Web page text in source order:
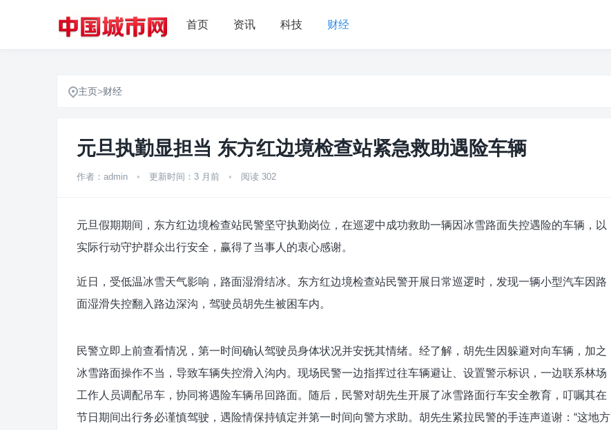
首页 资讯 科技 财经
主页>财经
元旦执勤显担当 东方红边境检查站紧急救助遇险车辆
作者：admin • 更新时间：3 月前 • 阅读 302
元旦假期期间，东方红边境检查站民警坚守执勤岗位，在巡逻中成功救助一辆因冰雪路面失控遇险的车辆，以
实际行动守护群众出行安全，赢得了当事人的衷心感谢。
近日，受低温冰雪天气影响，路面湿滑结冰。东方红边境检查站民警开展日常巡逻时，发现一辆小型汽车因路
面湿滑失控翻入路边深沟，驾驶员胡先生被困车内。
民警立即上前查看情况，第一时间确认驾驶员身体状况并安抚其情绪。经了解，胡先生因躲避对向车辆，加之
冰雪路面操作不当，导致车辆失控滑入沟内。现场民警一边指挥过往车辆避让、设置警示标识，一边联系林场
工作人员调配吊车，协同将遇险车辆吊回路面。随后，民警对胡先生开展了冰雪路面行车安全教育，叮嘱其在
节日期间出行务必谨慎驾驶，遇险情保持镇定并第一时间向警方求助。胡先生紧拉民警的手连声道谢：“这地方